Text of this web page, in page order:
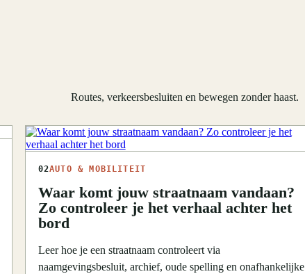
Routes, verkeersbesluiten en bewegen zonder haast.
02AUTO & MOBILITEIT
Waar komt jouw straatnaam vandaan?
Zo controleer je het verhaal achter het
bord
Leer hoe je een straatnaam controleert via
naamgevingsbesluit, archief, oude spelling en onafhankelijke